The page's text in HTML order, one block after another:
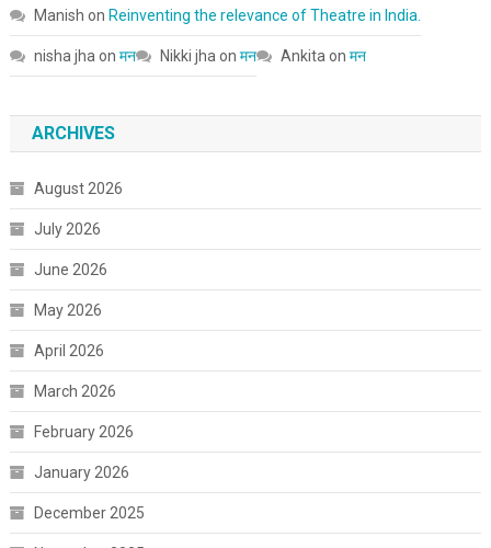
Manish on Reinventing the relevance of Theatre in India.
nisha jhaon मन Nikki jhaon मन Ankitaon मन
ARCHIVES
August 2026
July 2026
June 2026
May 2026
April 2026
March 2026
February 2026
January 2026
December 2025